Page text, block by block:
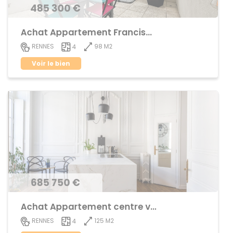
485 300 €
Achat Appartement Francisco ferrer
RENNES 4
98 M2
Voir le bien
685 750 €
Achat Appartement centre ville
RENNES 4
125 M2